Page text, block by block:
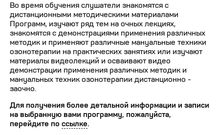
Во время обучения слушатели знакомятся с
дистанционными методическими материалами
Программ, изучают ряд тем на очных лекциях,
знакомятся с демонстрациями применения различных
методик и применяют различные мануальные техники
озонотерапии на практических занятиях или изучают
материалы видеолекций и осваивают видео
демонстрации применения различных методик и
мануальных техник озонотерапии дистанционно -
заочно.
Для получения более детальной информации и записи
на выбранную вами программу, пожалуйста,
перейдите по ссылке.